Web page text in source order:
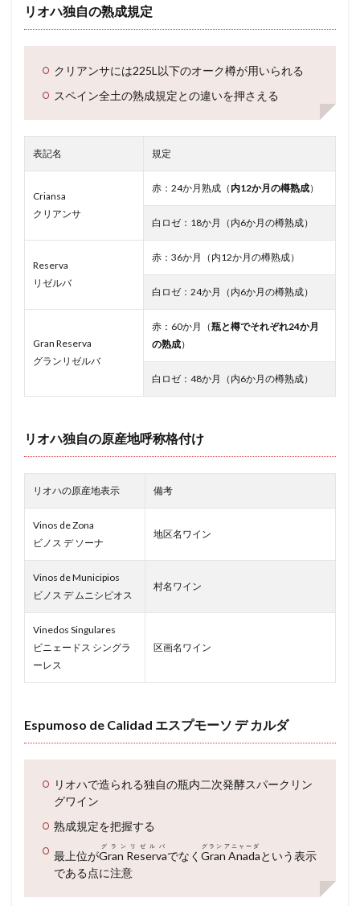
リオハ独自の熟成規定
クリアンサには225L以下のオーク樽が用いられる
スペイン全土の熟成規定との違いを押さえる
表記名 規定
Criansa
クリアンサ
赤：24か月熟成（ 内12か月の樽熟成）
白ロゼ：18か月（内6か月の樽熟成）
Reserva
リゼルバ
赤：36か月（内12か月の樽熟成）
白ロゼ：24か月（内6か月の樽熟成）
Gran Reserva
グランリゼルバ
赤：60か月（瓶と樽でそれぞれ24か月
の熟成）
白ロゼ：48か月（内6か月の樽熟成）
リオハ独自の原産地呼称格付け
リオハの原産地表示 備考
Vinos de Zona
ビノス デ ソーナ
地区名ワイン
Vinos de Municipios
ビノス デ ムニシピオス
村名ワイン
Vinedos Singulares
ビニェードス シングラ
ーレス
区画名ワイン
Espumoso de Calidad エスプモーソ デ カルダ
リオハで造られる独自の瓶内二次発酵スパークリン
グワイン
熟成規定を把握する
最上位がGran Reserva
グランリゼルバ
でなく Gran Anada
グランアニャーダ
という表示
である点に注意